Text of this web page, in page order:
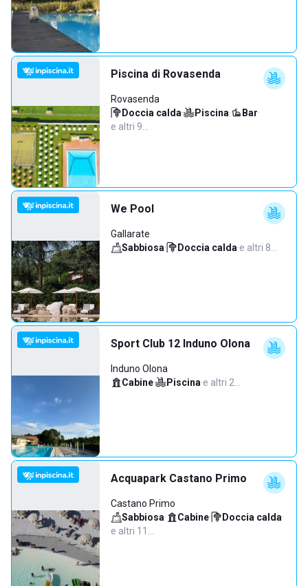
Piscina di Rovasenda
Rovasenda
Doccia calda· Piscina· Bar·
e altri 9…
We Pool
Gallarate
Sabbiosa· Doccia calda·e altri 8…
Sport Club 12 Induno Olona
Induno Olona
Cabine· Piscina·e altri 2…
Acquapark Castano Primo
Castano Primo
Sabbiosa· Cabine· Doccia calda·
e altri 11…